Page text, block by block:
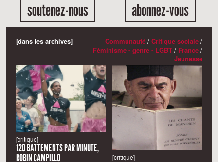
soutenez-nous abonnez-vous
[dans les archives] Communauté/ Critique sociale/
Féminisme - genre - LGBT/ France/
Jeunesse
[critique]
120 BATTEMENTS PAR MINUTE,
ROBIN CAMPILLO
[critique]